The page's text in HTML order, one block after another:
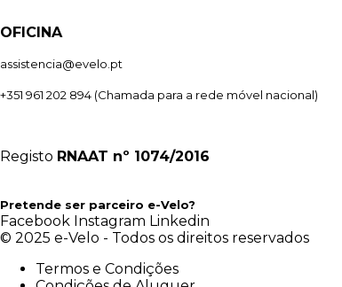
OFICINA
assistencia@evelo.pt
+351 961 202 894 (Chamada para a rede móvel nacional)
Registo RNAAT nº 1074/2016
Pretende ser parceiro e-Velo?
Facebook Instagram Linkedin
© 2025 e-Velo - Todos os direitos reservados
Termos e Condições